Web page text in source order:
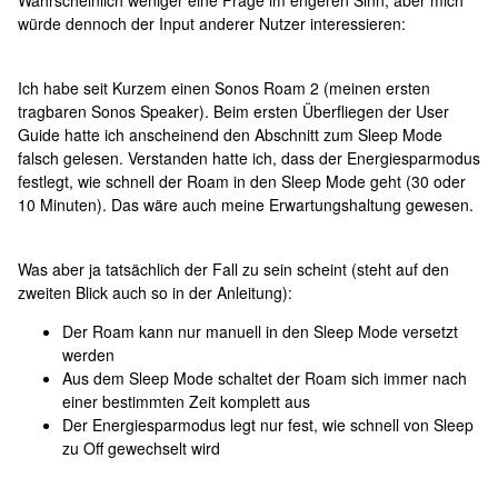
würde dennoch der Input anderer Nutzer interessieren:
Ich habe seit Kurzem einen Sonos Roam 2 (meinen ersten
tragbaren Sonos Speaker). Beim ersten Überfliegen der User
Guide hatte ich anscheinend den Abschnitt zum Sleep Mode
falsch gelesen. Verstanden hatte ich, dass der Energiesparmodus
festlegt, wie schnell der Roam in den Sleep Mode geht (30 oder
10 Minuten). Das wäre auch meine Erwartungshaltung gewesen.
Was aber ja tatsächlich der Fall zu sein scheint (steht auf den
zweiten Blick auch so in der Anleitung):
Der Roam kann nur manuell in den Sleep Mode versetzt
werden
Aus dem Sleep Mode schaltet der Roam sich immer nach
einer bestimmten Zeit komplett aus
Der Energiesparmodus legt nur fest, wie schnell von Sleep
zu Off gewechselt wird